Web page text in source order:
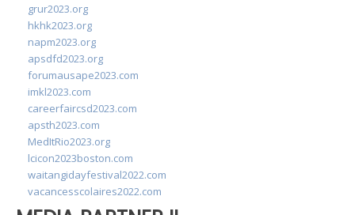
grur2023.org
hkhk2023.org
napm2023.org
apsdfd2023.org
forumausape2023.com
imkl2023.com
careerfaircsd2023.com
apsth2023.com
MedItRio2023.org
lcicon2023boston.com
waitangidayfestival2022.com
vacancesscolaires2022.com